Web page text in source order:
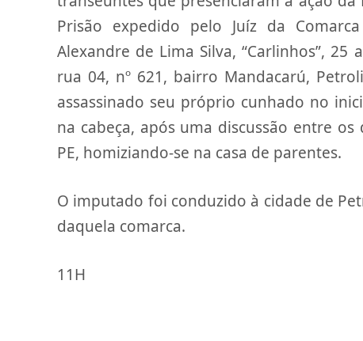
Prisão expedido pelo Juíz da
Alexandre de Lima Silva, “Carlinhos”,
rua 04, nº 621, bairro Mandacarú,
assassinado seu próprio cunhado no
na cabeça, após uma discussão entre
PE, homiziando-se na casa de parentes.
O imputado foi conduzido à cidade de
daquela comarca.
11H